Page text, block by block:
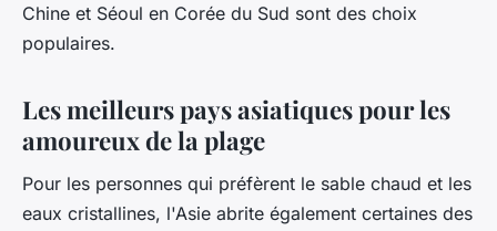
Chine et Séoul en Corée du Sud sont des choix
populaires.
Les meilleurs pays asiatiques pour les
amoureux de la plage
Pour les personnes qui préfèrent le sable chaud et les
eaux cristallines, l'Asie abrite également certaines des